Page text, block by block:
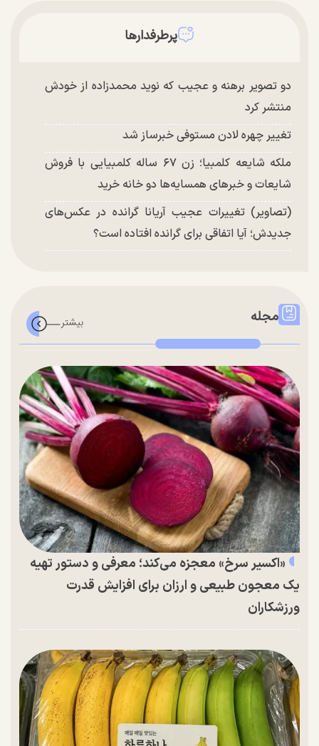
پرطرفدارها
دو تصویر برهنه و عجیب که نوید محمدزاده از خودش
منتشر کرد
تغییر چهره لادن مستوفی خبرساز شد
ملکه شایعه کلمبیا؛ زن ۶۷ ساله کلمبیایی با فروش
شایعات و خبر‌های همسایه‌ها دو خانه خرید
(تصاویر) تغییرات عجیب آریانا گرانده در عکس‌های
جدیدش؛ آیا اتفاقی برای گرانده افتاده است؟
مجله
«اکسیر سرخ» معجزه می‌کند؛ معرفی و دستور تهیه
یک معجون طبیعی و ارزان برای افزایش قدرت
ورزشکاران